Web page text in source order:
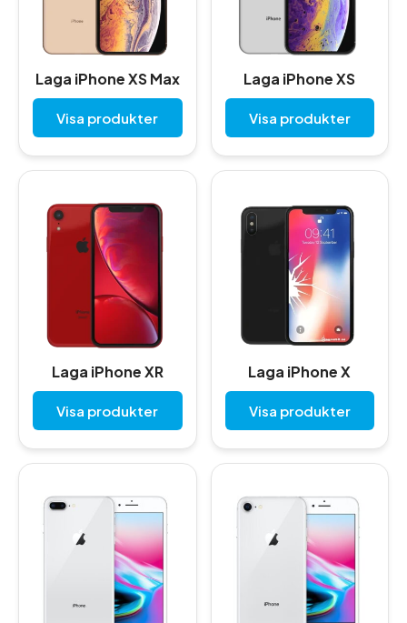
Laga iPhone XS Max
Visa produkter
Laga iPhone XS
Visa produkter
Laga iPhone XR
Visa produkter
Laga iPhone X
Visa produkter